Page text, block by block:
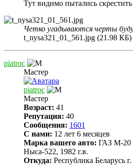
Тут видимо пытались
Четко угадываются черты
t_nysa321_01_561.jpg (21.98
piatroc
Мастер
piatroc
Мастер
Возраст: 41
Репутация: 40
Сообщения: 1601
С нами: 12 лет 6 месяцев
Марка вашего авто: ГАЗ М-20
Ныса-522, 1982 г.в.
Откуда: Республика Беларусь